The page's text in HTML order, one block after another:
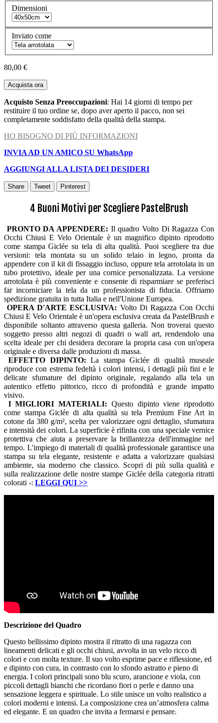
Dimensioni
Inviato come
80,00 €
Acquista ora
Acquisto Senza Preoccupazioni: Hai 14 giorni di tempo per
restituire il tuo ordine se, dopo aver aperto il pacco, non sei
completamente soddisfatto della qualità della stampa.
HO BISOGNO DI PIÙ INFORMAZIONI
INVIA AD UN AMICO SU WhatsApp
AGGIUNGI ALLA LISTA DEI DESIDERI
Share Tweet Pinterest
4 Buoni Motivi per Scegliere PastelBrush
PRONTO DA APPENDERE: Il quadro Volto Di Ragazza Con
Occhi Chiusi E Velo Orientale è un magnifico dipinto riprodotto
come stampa Giclée su tela di alta qualità. Puoi scegliere tra due
versioni: tela montata su un solido telaio in legno, pronta da
appendere con il kit di fissaggio incluso, oppure tela arrotolata in un
tubo protettivo, ideale per una cornice personalizzata. La versione
arrotolata è più conveniente e consente di risparmiare se preferisci
far incorniciare la tela da un professionista di fiducia. Offriamo
spedizione gratuita in tutta Italia e nell'Unione Europea.
OPERA D'ARTE ESCLUSIVA: Volto Di Ragazza Con Occhi
Chiusi E Velo Orientale è un'opera esclusiva creata da PastelBrush e
disponibile soltanto attraverso questa galleria. Non troverai questo
soggetto presso altri negozi di quadri o wall art, rendendolo una
scelta ideale per chi desidera decorare la propria casa con un'opera
originale e diversa dalle produzioni di massa.
EFFETTO DIPINTO: La stampa Giclée di qualità museale
riproduce con estrema fedeltà i colori intensi, i dettagli più fini e le
delicate sfumature del dipinto originale, regalando alla tela un
autentico effetto pittorico, ricco di profondità e grande impatto
visivo.
I MIGLIORI MATERIALI: Questo dipinto viene riprodotto
come stampa Giclée di alta qualità su tela Premium Fine Art in
cotone da 380 g/m², scelta per valorizzare ogni dettaglio, sfumatura
e intensità dei colori. La superficie è rifinita con una speciale vernice
protettiva che aiuta a preservare la brillantezza dell'immagine nel
tempo. L'impiego di materiali di qualità professionale garantisce una
stampa su tela elegante, resistente e adatta a valorizzare qualsiasi
ambiente, sia moderno che classico. Scopri di più sulla qualità e
sulla realizzazione delle nostre stampe Giclée della categoria ritratti
colorati -: LEGGI QUI >>
Descrizione del Quadro
Questo bellissimo dipinto mostra il ritratto di una ragazza con
lineamenti delicati e gli occhi chiusi, avvolta in un velo ricco di
colori e con molta texture. Il suo volto esprime pace e riflessione, ed
e dipinto con cura, in contrasto con lo sfondo astratto e pieno di
energia. I colori principali sono blu scuro, arancione e viola, con
piccoli dettagli bianchi che ricordano fiori o perle e danno una
sensazione leggera e spirituale. Lo stile unisce un volto realistico a
colori moderni e intensi. La composizione crea un’atmosfera calma
ed elegante. E un quadro che invita a fermarsi e pensare.